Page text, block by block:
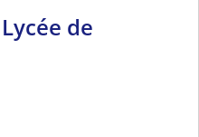
de